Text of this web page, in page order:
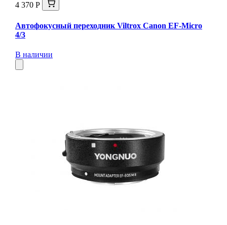
4 370 Р
Автофокусный переходник Viltrox Canon EF-Micro
4/3
В наличии